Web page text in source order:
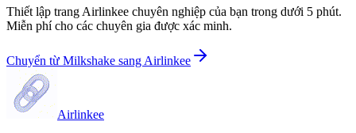
Thiết lập trang Airlinkee chuyên nghiệp của bạn trong dưới 5 phút.
Miễn phí cho các chuyên gia được xác minh.
Chuyển từ Milkshake sang Airlinkee
Airlinkee